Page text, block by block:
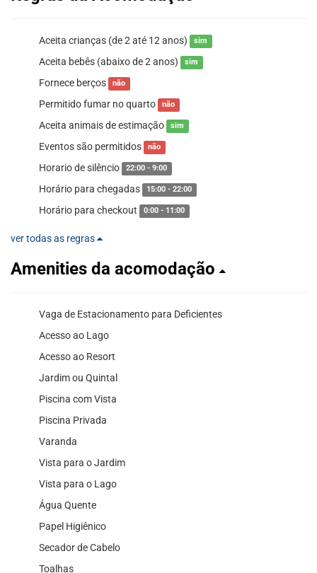
Aceita crianças (de 2 até 12 anos) sim
Aceita bebês (abaixo de 2 anos) sim
Fornece berços não
Permitido fumar no quarto não
Aceita animais de estimação sim
Eventos são permitidos não
Horario de silêncio 22:00 - 9:00
Horário para chegadas 15:00 - 22:00
Horário para checkout 0:00 - 11:00
ver todas as regras
Amenities da acomodação
Vaga de Estacionamento para Deficientes
Acesso ao Lago
Acesso ao Resort
Jardim ou Quintal
Piscina com Vista
Piscina Privada
Varanda
Vista para o Jardim
Vista para o Lago
Água Quente
Papel Higiênico
Secador de Cabelo
Toalhas